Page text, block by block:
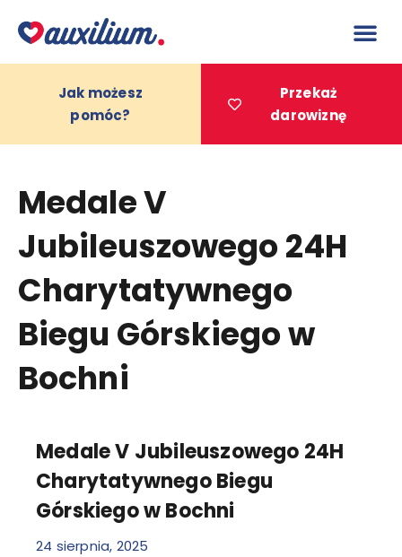
treści
Jak możesz
pomóc?
Przekaż
darowiznę
Medale V
Jubileuszowego 24H
Charytatywnego
Biegu Górskiego w
Bochni
Medale V Jubileuszowego 24H
Charytatywnego Biegu
Górskiego w Bochni
24 sierpnia, 2025